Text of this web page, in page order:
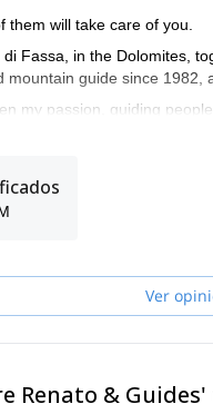
will take care of you.
Fassa, in the Dolomites,
guide since
my passion, guiding
curves in fresh powder
Ben Nevis (Scotland) and
Cho Oyu (8201m),
to guide you here
Ver
Renato &